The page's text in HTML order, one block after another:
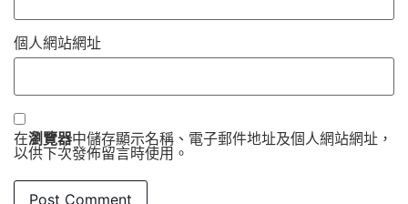
個人網站網址
在瀏覽器中儲存顯示名稱、電子郵件地址及個人網站網址，
以供下次發佈留言時使用。